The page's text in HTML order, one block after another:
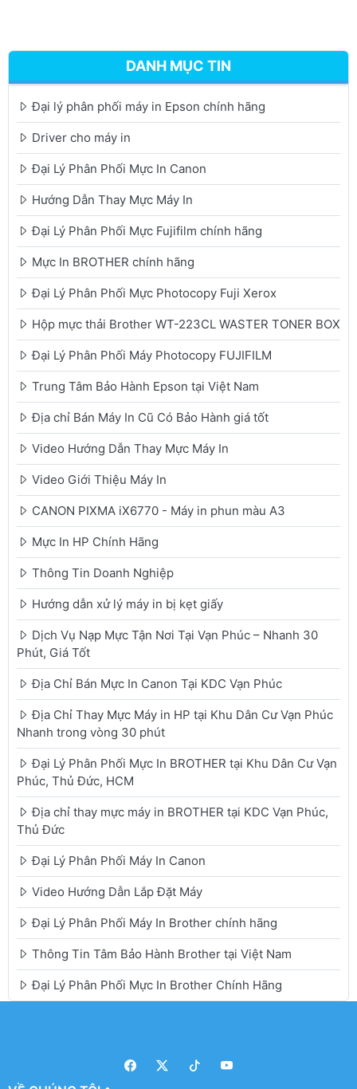
DANH MỤC TIN
Đại lý phân phối máy in Epson chính hãng
Driver cho máy in
Đại Lý Phân Phối Mực In Canon
Hướng Dẫn Thay Mực Máy In
Đại Lý Phân Phối Mực Fujifilm chính hãng
Mực In BROTHER chính hãng
Đại Lý Phân Phối Mực Photocopy Fuji Xerox
Hộp mực thải Brother WT-223CL WASTER TONER BOX
Đại Lý Phân Phối Máy Photocopy FUJIFILM
Trung Tâm Bảo Hành Epson tại Việt Nam
Địa chỉ Bán Máy In Cũ Có Bảo Hành giá tốt
Video Hướng Dẫn Thay Mực Máy In
Video Giới Thiệu Máy In
CANON PIXMA iX6770 - Máy in phun màu A3
Mực In HP Chính Hãng
Thông Tin Doanh Nghiệp
Hướng dẫn xử lý máy in bị kẹt giấy
Dịch Vụ Nạp Mực Tận Nơi Tại Vạn Phúc – Nhanh 30
Phút, Giá Tốt
Địa Chỉ Bán Mực In Canon Tại KDC Vạn Phúc
Địa Chỉ Thay Mực Máy in HP tại Khu Dân Cư Vạn Phúc
Nhanh trong vòng 30 phút
Đại Lý Phân Phối Mực In BROTHER tại Khu Dân Cư Vạn
Phúc, Thủ Đức, HCM
Địa chỉ thay mực máy in BROTHER tại KDC Vạn Phúc,
Thủ Đức
Đại Lý Phân Phối Máy In Canon
Video Hướng Dẫn Lắp Đặt Máy
Đại Lý Phân Phối Máy In Brother chính hãng
Thông Tin Tâm Bảo Hành Brother tại Việt Nam
Đại Lý Phân Phối Mực In Brother Chính Hãng